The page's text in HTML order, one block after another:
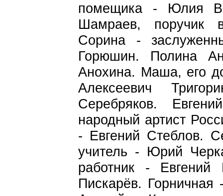
помещика - Юлия
Шамраев, поручик
Сорина -
Горюшин. Полина
Анохина. Маша, его
Алексеевич
Серебряков.
народный артист
- Евгений Стеблов.
учитель - Юрий
работник - Евгений
Пискарёв.